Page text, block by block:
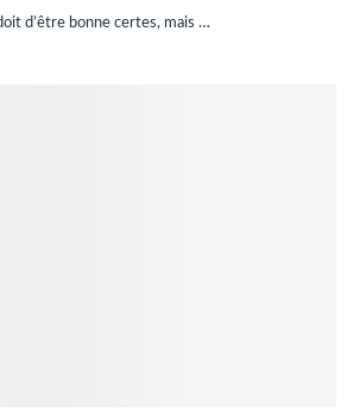
d’être bonne certes, mais …